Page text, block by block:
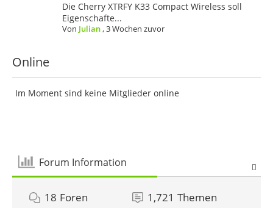
Die Cherry XTRFY K33 Compact Wireless soll
Eigenschafte...
Von Julian,3 Wochen zuvor
Online
Im Moment sind keine Mitglieder online
Forum Information
18 Foren 1,721 Themen